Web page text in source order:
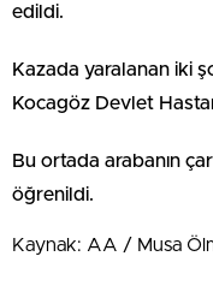
edildi.
Kazada yaralanan iki
Kocagöz Devlet
Bu ortada arabanın
öğrenildi.
Kaynak: AA / Musa